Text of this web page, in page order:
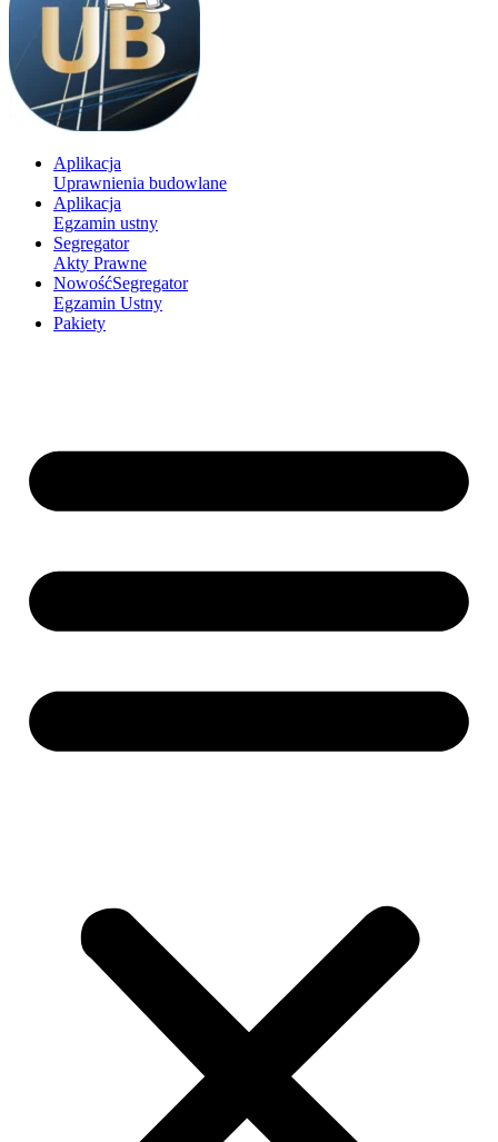
Aplikacja
Uprawnienia budowlane
Aplikacja
Egzamin ustny
Segregator
Akty Prawne
NowośćSegregator
Egzamin Ustny
Pakiety